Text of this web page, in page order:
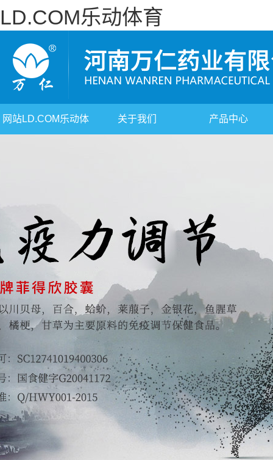
LD.COM乐动体育
网站LD.COM乐动体 关于我们 产品中心